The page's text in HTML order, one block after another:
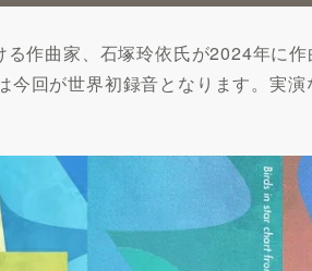
作曲家、石塚玲依氏が2024年に
回が世界初録音となります。実